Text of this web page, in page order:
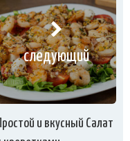
следующий
Простой и вкусный Салат